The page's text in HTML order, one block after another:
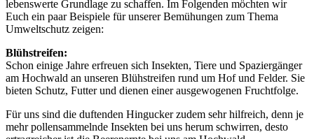
lebenswerte Grundlage zu schaffen. Im Folgenden möchten wir
Euch ein paar Beispiele für unserer Bemühungen zum Thema
Umweltschutz zeigen:
Blühstreifen:
Schon einige Jahre erfreuen sich Insekten, Tiere und Spaziergänger
am Hochwald an unseren Blühstreifen rund um Hof und Felder. Sie
bieten Schutz, Futter und dienen einer ausgewogenen Fruchtfolge.
Für uns sind die duftenden Hingucker zudem sehr hilfreich, denn je
mehr pollensammelnde Insekten bei uns herum schwirren, desto